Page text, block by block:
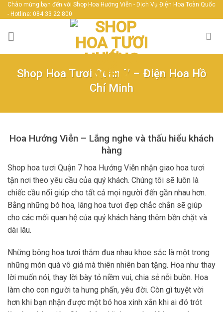
Skip
to
content
Chào mừng bạn đến với Shop Hoa Hướng Viễn - Dịch Vụ Điện Hoa Toàn Quốc
- Hotline: 084 33 22 800
Shop Hoa Tươi Quận 7 – Điện Hoa Hồ
Chí Minh
Hoa Hướng Viễn – Lắng nghe và thấu hiểu khách
hàng
Shop hoa tươi Quận 7 hoa Hướng Viễn nhận giao hoa tươi
tận nơi theo yêu cầu của quý khách. Chúng tôi sẽ luôn là
chiếc cầu nối giúp cho tất cả mọi người đến gần nhau hơn.
Bằng những bó hoa, lãng hoa tươi đẹp chắc chắn sẽ giúp
cho các mối quan hệ của quý khách hàng thêm bền chặt và
dài lâu.
Những bông hoa tươi thắm đua nhau khoe sắc là một trong
những món quà vô giá mà thiên nhiên ban tặng. Hoa như thay
lời muốn nói, thay lời bày tỏ niềm vui, chia sẻ nỗi buồn. Hoa
làm cho con người ta hưng phấn, yêu đời. Còn gì tuyệt vời
hơn khi bạn nhận được một bó hoa xinh xắn khi ai đó trót